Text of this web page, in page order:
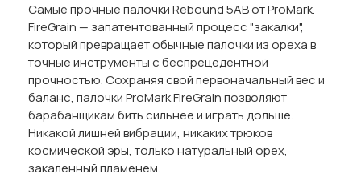
Самые прочные палочки Rebound 5AB от ProMark.
FireGrain — запатентованный процесс "закалки",
который превращает обычные палочки из ореха в
точные инструменты с беспрецедентной
прочностью. Сохраняя свой первоначальный вес и
баланс, палочки ProMark FireGrain позволяют
барабанщикам бить сильнее и играть дольше.
Никакой лишней вибрации, никаких трюков
космической эры, только натуральный орех,
закаленный пламенем.